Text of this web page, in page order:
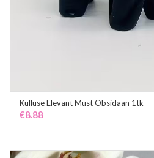
ADD TO
Külluse Elevant Must Obsidaan 1tk
€8.88